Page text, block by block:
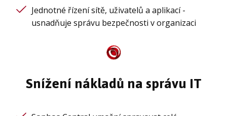
Jednotné řízení sítě, uživatelů a aplikací -
usnadňuje správu bezpečnosti v organizaci
Snížení nákladů na správu IT